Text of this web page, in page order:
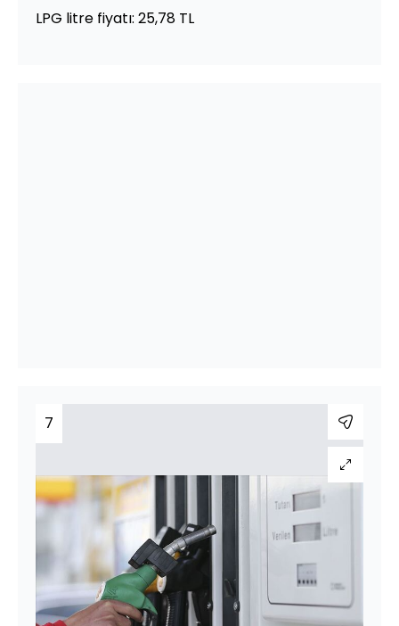
LPG litre fiyatı: 25,78 TL
7